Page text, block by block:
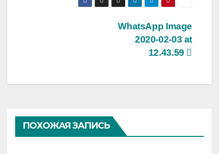
WhatsApp Image
2020-02-03 at
12.43.59
ПОХОЖАЯ ЗАПИСЬ